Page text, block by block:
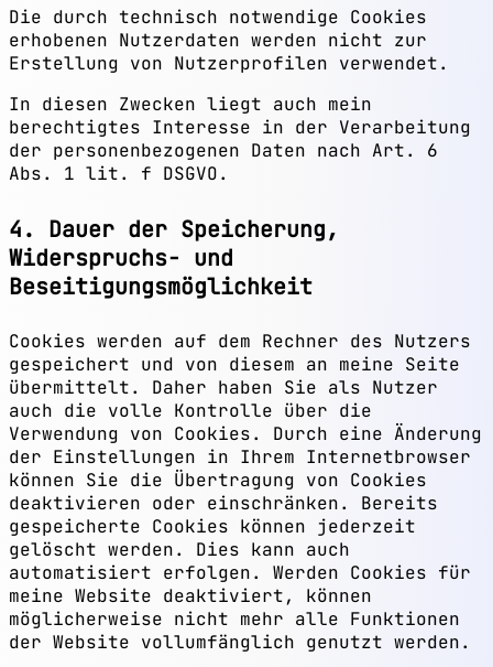
Die durch technisch notwendige Cookies
erhobenen Nutzerdaten werden nicht zur
Erstellung von Nutzerprofilen verwendet.
In diesen Zwecken liegt auch mein
berechtigtes Interesse in der Verarbeitung
der personenbezogenen Daten nach Art. 6
Abs. 1 lit. f DSGVO.
4. Dauer der Speicherung,
Widerspruchs- und
Beseitigungsmöglichkeit
Cookies werden auf dem Rechner des Nutzers
gespeichert und von diesem an meine Seite
übermittelt. Daher haben Sie als Nutzer
auch die volle Kontrolle über die
Verwendung von Cookies. Durch eine Änderung
der Einstellungen in Ihrem Internetbrowser
können Sie die Übertragung von Cookies
deaktivieren oder einschränken. Bereits
gespeicherte Cookies können jederzeit
gelöscht werden. Dies kann auch
automatisiert erfolgen. Werden Cookies für
meine Website deaktiviert, können
möglicherweise nicht mehr alle Funktionen
der Website vollumfänglich genutzt werden.